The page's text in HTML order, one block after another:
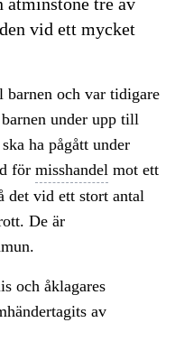
vid ett mycket
och var tidigare
under upp till
ha pågått under
för misshandel mot ett
det vid ett stort antal
De är
och åklagares
av